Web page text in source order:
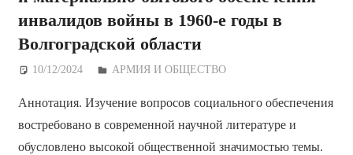
инвалидов войны в 1960-е годы в
Волгоградской области
10/12/2024 Дежурный по Редакции
АРМИЯ И ОБЩЕСТВО
Аннотация. Изучение вопросов социального обеспечения
востребовано в современной научной литературе и
обусловлено высокой общественной значимостью темы.